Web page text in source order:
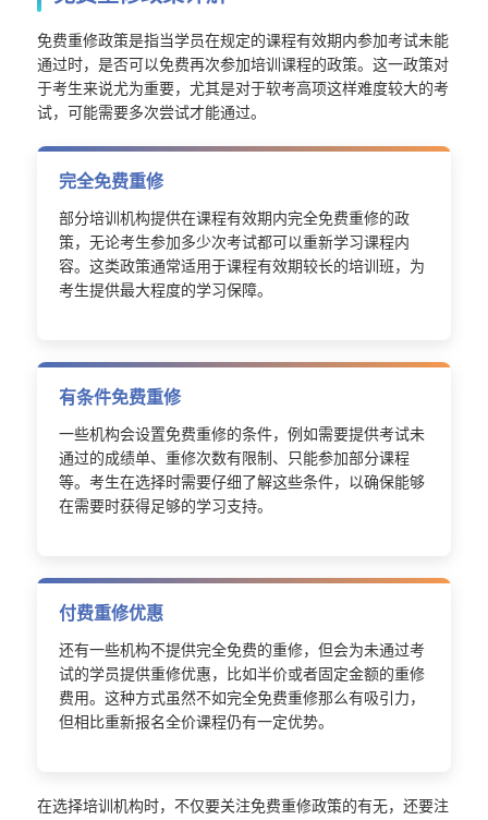
免费重修政策是指当学员在规定的课程有效期内参加考试未能
通过时，是否可以免费再次参加培训课程的政策。这一政策对
于考生来说尤为重要，尤其是对于软考高项这样难度较大的考
试，可能需要多次尝试才能通过。
完全免费重修
部分培训机构提供在课程有效期内完全免费重修的政
策，无论考生参加多少次考试都可以重新学习课程内
容。这类政策通常适用于课程有效期较长的培训班，为
考生提供最大程度的学习保障。
有条件免费重修
一些机构会设置免费重修的条件，例如需要提供考试未
通过的成绩单、重修次数有限制、只能参加部分课程
等。考生在选择时需要仔细了解这些条件，以确保能够
在需要时获得足够的学习支持。
付费重修优惠
还有一些机构不提供完全免费的重修，但会为未通过考
试的学员提供重修优惠，比如半价或者固定金额的重修
费用。这种方式虽然不如完全免费重修那么有吸引力，
但相比重新报名全价课程仍有一定优势。
在选择培训机构时，不仅要关注免费重修政策的有无，还要注